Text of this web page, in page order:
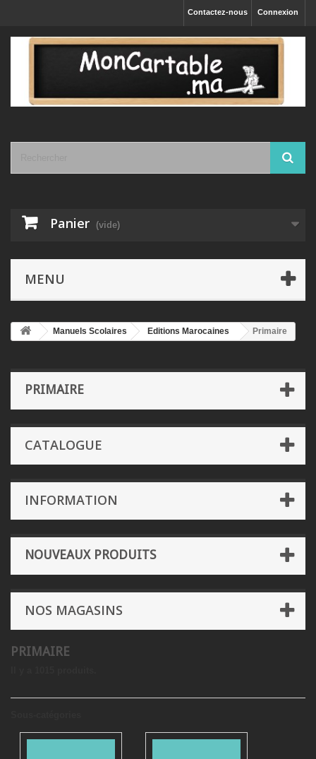
Connexion
Contactez-nous
Panier (vide)
MENU
Manuels Scolaires Editions Marocaines Primaire
PRIMAIRE
CATALOGUE
INFORMATION
NOUVEAUX PRODUITS
NOS MAGASINS
PRIMAIRE